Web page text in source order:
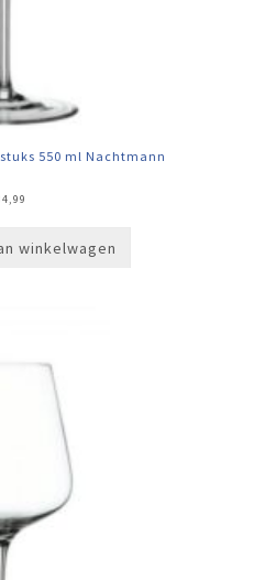
550 ml Nachtmann
winkelwagen